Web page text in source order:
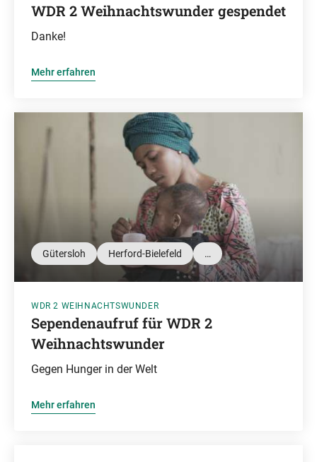
WDR 2 Weihnachtswunder gespendet
Danke!
Mehr erfahren
Gütersloh Herford-Bielefeld …
WDR 2 WEIHNACHTSWUNDER
Sependenaufruf für WDR 2
Weihnachtswunder
Gegen Hunger in der Welt
Mehr erfahren